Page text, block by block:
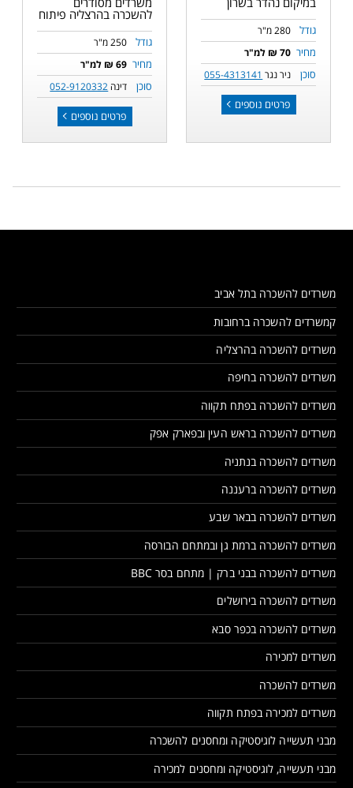
גודל 280 מ"ר
מחיר 70 ₪ למ"ר
סוכן ניר נגר 055-4313141
פרטים נוספים
להשכרה בהרצליה פיתוח
גודל 250 מ"ר
מחיר 69 ₪ למ"ר
סוכן דינה 052-9120332
פרטים נוספים
משרדים להשכרה בתל אביב
קמשרדים להשכרה ברחובות
משרדים להשכרה בהרצליה
משרדים להשכרה בחיפה
משרדים להשכרה בפתח תקווה
משרדים להשכרה בראש העין ובפארק אפק
משרדים להשכרה בנתניה
משרדים להשכרה ברעננה
משרדים להשכרה בבאר שבע
משרדים להשכרה ברמת גן ובמתחם הבורסה
משרדים להשכרה בבני ברק | מתחם בסר BBC
משרדים להשכרה בירושלים
משרדים להשכרה בכפר סבא
משרדים למכירה
משרדים להשכרה
משרדים למכירה בפתח תקווה
מבני תעשייה לוגיסטיקה ומחסנים להשכרה
מבני תעשייה, לוגיסטיקה ומחסנים למכירה